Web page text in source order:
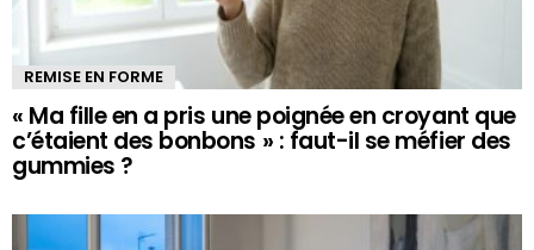
REMISE EN FORME
« Ma fille en a pris une poignée en croyant que
c’étaient des bonbons » : faut-il se méfier des
gummies ?